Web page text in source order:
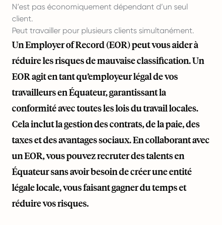
N’est pas économiquement dépendant d’un seul
client.
Peut travailler pour plusieurs clients simultanément.
Un Employer of Record (EOR) peut vous aider à
réduire les risques de mauvaise classification. Un
EOR agit en tant qu’employeur légal de vos
travailleurs en Équateur, garantissant la
conformité avec toutes les lois du travail locales.
Cela inclut la gestion des contrats, de la paie, des
taxes et des avantages sociaux. En collaborant avec
un EOR, vous pouvez recruter des talents en
Équateur sans avoir besoin de créer une entité
légale locale, vous faisant gagner du temps et
réduire vos risques.